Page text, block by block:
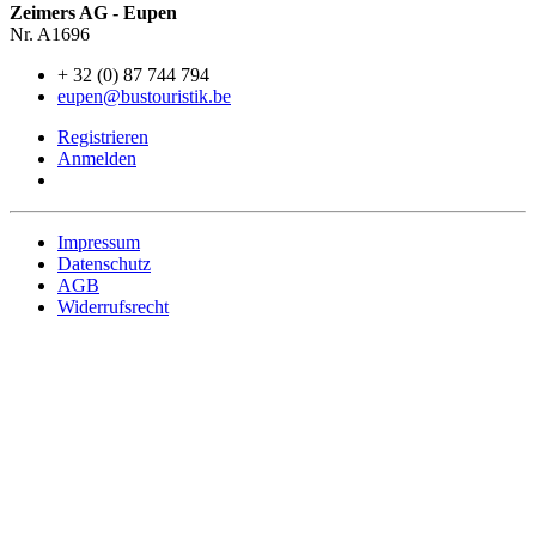
Zeimers AG - Eupen
Nr. A1696
+ 32 (0) 87 744 794
eupen@bustouristik.be
Registrieren
Anmelden
Impressum
Datenschutz
AGB
Widerrufsrecht